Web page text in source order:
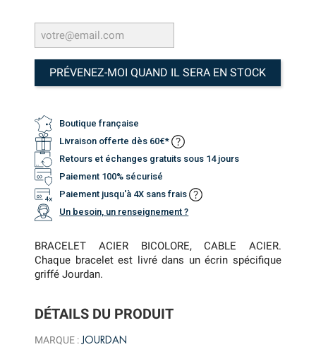
DÉTAILS DU PRODUIT
MARQUE : JOURDAN
PRÉVENEZ-MOI QUAND IL SERA EN STOCK
Boutique française
Livraison offerte dès 60€*
Retours et échanges gratuits sous 14 jours
Paiement 100% sécurisé
Paiement jusqu'à 4X sans frais
Un besoin, un renseignement ?
BRACELET ACIER BICOLORE, CABLE ACIER.
Chaque bracelet est livré dans un écrin spécifique
griffé Jourdan.